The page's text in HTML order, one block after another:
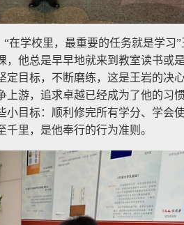
在学校里，最重要的任务就是学习
他总是早早地就来到教室读书或
目标，不断磨练，这是王岩的决
游，追求卓越已经成为了他的习惯
目标：顺利修完所有学分、学会
里，是他奉行的行为准则。